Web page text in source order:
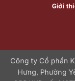
Giới
Công ty Cổ phần
Hưng, Phường